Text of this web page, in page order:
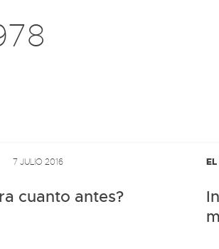
7 JULIO 2016
cuanto antes?
EL